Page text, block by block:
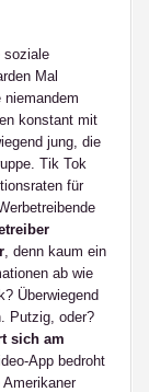
soziale
Mal
niemandem
konstant mit
jung, die
Tik Tok
für
, denn kaum ein
ab wie
Überwiegend
Putzig, oder?
sich am
App bedroht